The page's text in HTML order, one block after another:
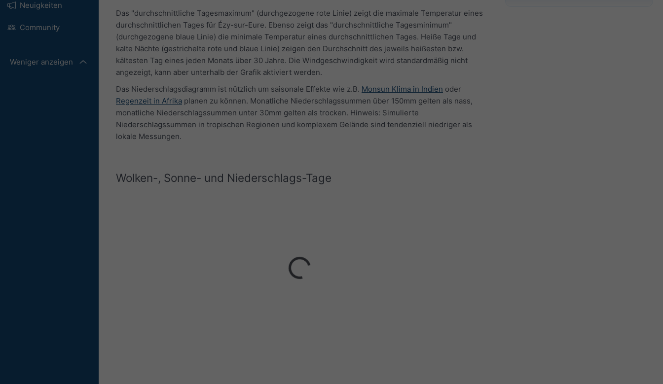
Neuigkeiten
Community
Weniger anzeigen
Das "durchschnittliche Tagesmaximum" (durchgezogene rote Linie) zeigt die maximale Temperatur eines
durchschnittlichen Tages für Ézy-sur-Eure. Ebenso zeigt das "durchschnittliche Tagesminimum"
(durchgezogene blaue Linie) die minimale Temperatur eines durchschnittlichen Tages. Heiße Tage und
kalte Nächte (gestrichelte rote und blaue Linie) zeigen den Durchschnitt des jeweils heißesten bzw.
kältesten Tag eines jeden Monats über 30 Jahre. Die Windgeschwindigkeit wird standardmäßig nicht
angezeigt, kann aber unterhalb der Grafik aktiviert werden.
Das Niederschlagsdiagramm ist nützlich um saisonale Effekte wie z.B. Monsun Klima in Indien oder
Regenzeit in Afrika planen zu können. Monatliche Niederschlagssummen über 150mm gelten als nass,
monatliche Niederschlagssummen unter 30mm gelten als trocken. Hinweis: Simulierte
Niederschlagssummen in tropischen Regionen und komplexem Gelände sind tendenziell niedriger als
lokale Messungen.
Wolken-, Sonne- und Niederschlags-Tage